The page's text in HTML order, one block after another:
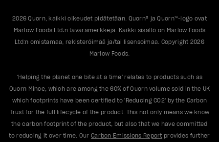
2026Quorn, kaikki oikeudet pidätetään. Quorn® ja Quorn™-logo ovat
Marlow Foods Ltd:n tavaramerkkejä. Kaikki sisältö on Marlow Foods
Ltd:n omistamaa, rekisteröimää ja/tai lisensoimaa. Copyright 2026
Marlow Foods.
‘Helping the planet one bite at a time' relates to products such as
Quorn Mince, which are among the 60% of Quorn volume sold in the UK
which footprints have been certified to 'Reducing CO2' by the Carbon
Trust for the full lifecycle of the product. This not only means we know
the carbon footprint of the product, but also that we have committed
to reducing it over time. OurCarbon Emissions Report provides further